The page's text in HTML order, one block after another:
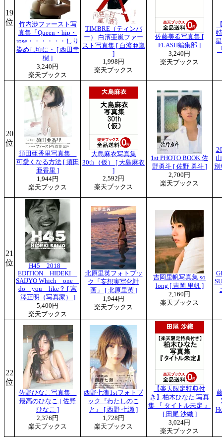
19
位
竹内渉ファースト写
真集「Queen・hip・
rose・・・・・・しり
染めし頃に・ [ 西田幸
樹 ]
3,240円
楽天ブックス
TIMBRE（ティンバ
ー） 白濱亜嵐ファー
スト写真集 [ 白濱亜嵐
]
1,998円
楽天ブックス
佐藤美希写真集 [
FLASH編集部 ]
3,240円
楽天ブックス
20
位
須田亜香里写真集
可愛くなる方法 [ 須田
亜香里 ]
1,944円
楽天ブックス
大島麻衣写真集
30th（仮） [ 大島麻衣
]
2,592円
楽天ブックス
1st PHOTO BOOK 佐
野勇斗 [ 佐野 勇斗 ]
2,700円
楽天ブックス
別
21
位
H45 2018
EDITION HIDEKI
SAIJYO Which one
do you like？ [ 宮
澤正明（写真家） ]
5,400円
楽天ブックス
北原里英フォトブッ
ク「妄想実写化計
画」 [ 北原里英 ]
1,944円
楽天ブックス
吉岡里帆写真集 so
long [ 吉岡 里帆 ]
2,160円
楽天ブックス
22
位
佐野ひなこ写真集
最高のひなこ [ 佐野
ひなこ ]
2,376円
楽天ブックス
西野七瀬1stフォトブ
ック『わたしのこ
と』 [ 西野 七瀬 ]
1,728円
楽天ブックス
【楽天限定特典付
き】柏木ひなた 写真
集 『 タイトル未定 』
[ 田尾 沙織 ]
3,024円
楽天ブックス